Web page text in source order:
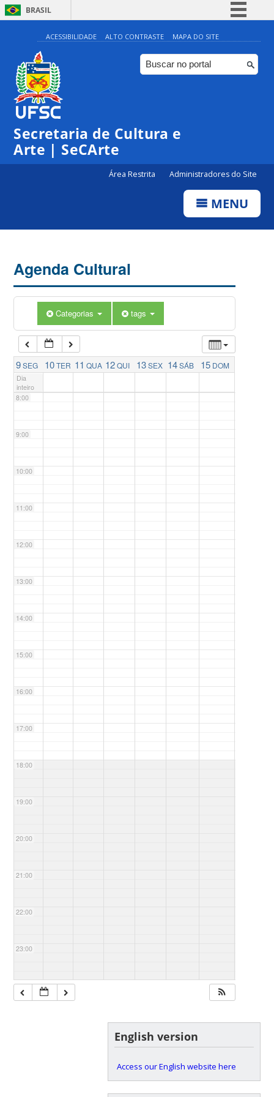
BRASIL
Simplifique!
Comunica BR
Participe
ACESSIBILIDADE ALTO CONTRASTE MAPA DO SITE
Secretaria de Cultura e
Arte | SeCArte
Área Restrita Administradores do Site
MENU
Agenda Cultural
Categorias tags
9SEG 10TER 11 QUA 12QUI 13SEX 14SÁB 15 DOM
Dia
inteiro
0:00
1:00
5:00
7:00
8:00
9:00
10:00
11:00
12:00
13:00
14:00
15:00
16:00
17:00
18:00
19:00
20:00
21:00
22:00
23:00
English version
Access our English website here